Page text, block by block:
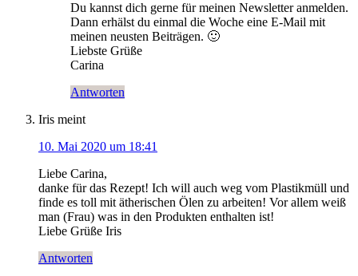
Du kannst dich gerne für meinen Newsletter anmelden.
Dann erhälst du einmal die Woche eine E-Mail mit
meinen neusten Beiträgen. 🙂
Liebste Grüße
Carina
Antworten
Iris meint
10. Mai 2020 um 18:41
Liebe Carina,
danke für das Rezept! Ich will auch weg vom Plastikmüll und
finde es toll mit ätherischen Ölen zu arbeiten! Vor allem weiß
man (Frau) was in den Produkten enthalten ist!
Liebe Grüße Iris
Antworten